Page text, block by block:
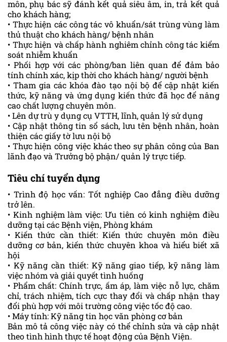
môn, phụ bác sỹ đánh kết quả siêu âm, in, trả kết quả
cho khách hàng;
• Thực hiện các công tác vô khuẩn/sát trùng vùng làm
thủ thuật cho khách hàng/ bệnh nhân
• Thực hiện và chấp hành nghiêm chỉnh công tác kiểm
soát nhiễm khuẩn
• Phối hợp với các phòng/ban liên quan để đảm bảo
tính chính xác, kịp thời cho khách hàng/ người bệnh
• Tham gia các khóa đào tạo nội bộ để cập nhật kiến
thức, kỹ năng và ứng dụng kiến thức đã học để nâng
cao chất lượng chuyên môn.
• Lên dự trù y dụng cụ VTTH, lĩnh, quản lý sử dụng
• Cập nhật thông tin sổ sách, lưu tên bệnh nhân, hoàn
thiện các giấy tờ lưu nội bộ
• Thực hiện công việc khác theo sự phân công của Ban
lãnh đạo và Trưởng bộ phận/ quản lý trực tiếp.
Tiêu chí tuyển dụng
• Trình độ học vấn: Tốt nghiệp Cao đẳng điều dưỡng
trở lên.
• Kinh nghiệm làm việc: Ưu tiên có kinh nghiệm điều
dưỡng tại các Bệnh viện, Phòng khám
• Kiến thức cần thiết: Kiến thức chuyên môn điều
dưỡng cơ bản, kiến thức chuyên khoa và hiểu biết xã
hội
• Kỹ năng cần thiết: Kỹ năng giao tiếp, kỹ năng làm
việc nhóm và giải quyết tình huống
• Phẩm chất: Chính trực, ấm áp, làm việc nỗ lực, chăm
chỉ, trách nhiệm, tích cực thay đổi và chấp nhận thay
đổi phù hợp với môi trường công việc tốc độ cao.
• Máy tính: Kỹ năng tin học văn phòng cơ bản
Bản mô tả công việc này có thể chỉnh sửa và cập nhật
theo tình hình thực tế hoạt động của Bệnh Viện.